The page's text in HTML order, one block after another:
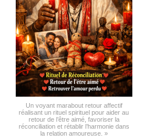
Un voyant marabout retour affectif
réalisant un rituel spirituel pour aider au
retour de l’être aimé, favoriser la
réconciliation et rétablir l’harmonie dans
la relation amoureuse. »